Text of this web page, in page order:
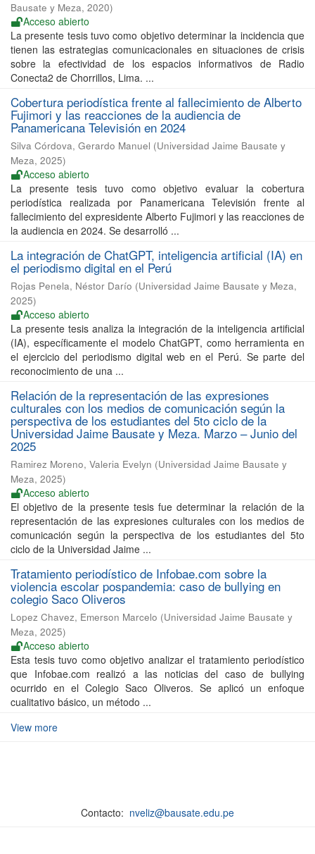
Bausate y Meza, 2020)
Acceso abierto
La presente tesis tuvo como objetivo determinar la incidencia que
tienen las estrategias comunicacionales en situaciones de crisis
sobre la efectividad de los espacios informativos de Radio
Conecta2 de Chorrillos, Lima. ...
Cobertura periodística frente al fallecimiento de Alberto
Fujimori y las reacciones de la audiencia de
Panamericana Televisión en 2024
Silva Córdova, Gerardo Manuel (Universidad Jaime Bausate y
Meza, 2025)
Acceso abierto
La presente tesis tuvo como objetivo evaluar la cobertura
periodística realizada por Panamericana Televisión frente al
fallecimiento del expresidente Alberto Fujimori y las reacciones de
la audiencia en 2024. Se desarrolló ...
La integración de ChatGPT, inteligencia artificial (IA) en
el periodismo digital en el Perú
Rojas Penela, Néstor Darío (Universidad Jaime Bausate y Meza,
2025)
Acceso abierto
La presente tesis analiza la integración de la inteligencia artificial
(IA), específicamente el modelo ChatGPT, como herramienta en
el ejercicio del periodismo digital web en el Perú. Se parte del
reconocimiento de una ...
Relación de la representación de las expresiones
culturales con los medios de comunicación según la
perspectiva de los estudiantes del 5to ciclo de la
Universidad Jaime Bausate y Meza. Marzo – Junio del
2025
Ramirez Moreno, Valeria Evelyn (Universidad Jaime Bausate y
Meza, 2025)
Acceso abierto
El objetivo de la presente tesis fue determinar la relación de la
representación de las expresiones culturales con los medios de
comunicación según la perspectiva de los estudiantes del 5to
ciclo de la Universidad Jaime ...
Tratamiento periodístico de Infobae.com sobre la
violencia escolar pospandemia: caso de bullying en
colegio Saco Oliveros
Lopez Chavez, Emerson Marcelo (Universidad Jaime Bausate y
Meza, 2025)
Acceso abierto
Esta tesis tuvo como objetivo analizar el tratamiento periodístico
que Infobae.com realizó a las noticias del caso de bullying
ocurrido en el Colegio Saco Oliveros. Se aplicó un enfoque
cualitativo básico, un método ...
View more
Contacto: nveliz@bausate.edu.pe